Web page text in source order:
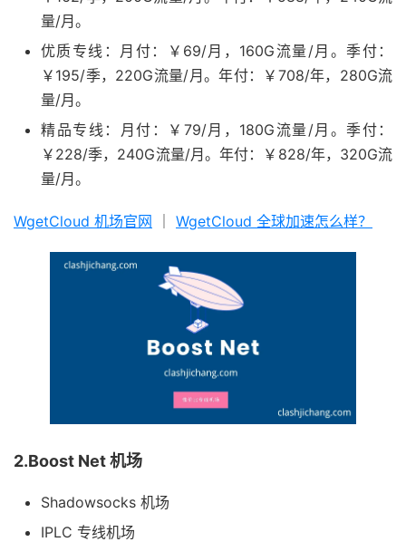
量/月。
优质专线：月付：￥69/月，160G流量/月。季付：
￥195/季，220G流量/月。年付：￥708/年，280G流
量/月。
精品专线：月付：￥79/月，180G流量/月。季付：
￥228/季，240G流量/月。年付：￥828/年，320G流
量/月。
WgetCloud 机场官网 WgetCloud 全球加速怎么样？
2.Boost Net 机场
Shadowsocks 机场
IPLC 专线机场